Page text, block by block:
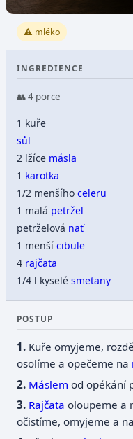
⚠️ mléko
INGREDIENCE
👥 4 porce
1 kuře
sůl
2 lžíce másla
1 karotka
1/2 menšíhoceleru
1 malá petržel
petrželová nať
1 menšícibule
4 rajčata
1/4 l kyselésmetany
POSTUP
Kuře omyjeme,
osolíme a opečeme na
Máslem od opékání
Rajčata oloupeme a
očistíme, omyjeme a